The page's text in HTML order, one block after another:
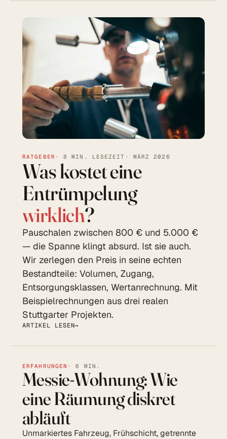
RATGEBER · 8 MIN. LESEZEIT · MÄRZ 2026
Was kostet eine
Entrümpelung
wirklich?
Pauschalen zwischen 800 € und 5.000 €
— die Spanne klingt absurd. Ist sie auch.
Wir zerlegen den Preis in seine echten
Bestandteile: Volumen, Zugang,
Entsorgungsklassen, Wertanrechnung. Mit
Beispielrechnungen aus drei realen
Stuttgarter Projekten.
ARTIKEL LESEN
ERFAHRUNGEN · 6 MIN.
Messie-Wohnung: Wie
eine Räumung diskret
abläuft
Unmarkiertes Fahrzeug, Frühschicht, getrennte